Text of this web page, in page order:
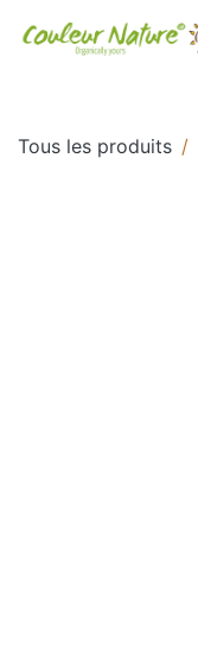
Tous les produits